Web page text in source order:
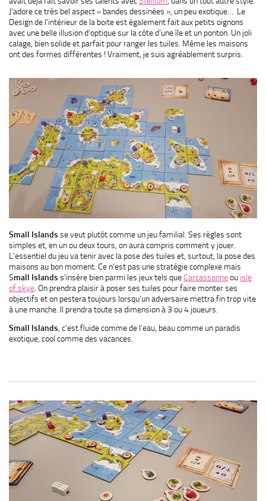
J’adore ce très bel aspect « bandes dessinées », un peu exotique… Le
Design de l’intérieur de la boite est également fait aux petits oignons
avec une belle illusion d’optique sur la côte d’une île et un ponton. Un joli
calage, bien solide et parfait pour ranger les tuiles. Même les maisons
ont des formes différentes ! Vraiment, je suis agréablement surpris.
Small Islands se veut plutôt comme un jeu familial. Ses règles sont
simples et, en un ou deux tours, on aura compris comment y jouer.
L’essentiel du jeu va tenir avec la pose des tuiles et, surtout, la pose des
maisons au bon moment. Ce n’est pas une stratégie complexe mais
Small Islands s’insère bien parmi les jeux tels que Carcassonneou isle
of skye . On prendra plaisir à poser ses tuiles pour faire monter ses
objectifs et on pestera toujours lorsqu’un adversaire mettra fin trop vite
à une manche. Il prendra toute sa dimension à 3 ou 4 joueurs.
Small Islands, c’est fluide comme de l’eau, beau comme un paradis
exotique, cool comme des vacances.